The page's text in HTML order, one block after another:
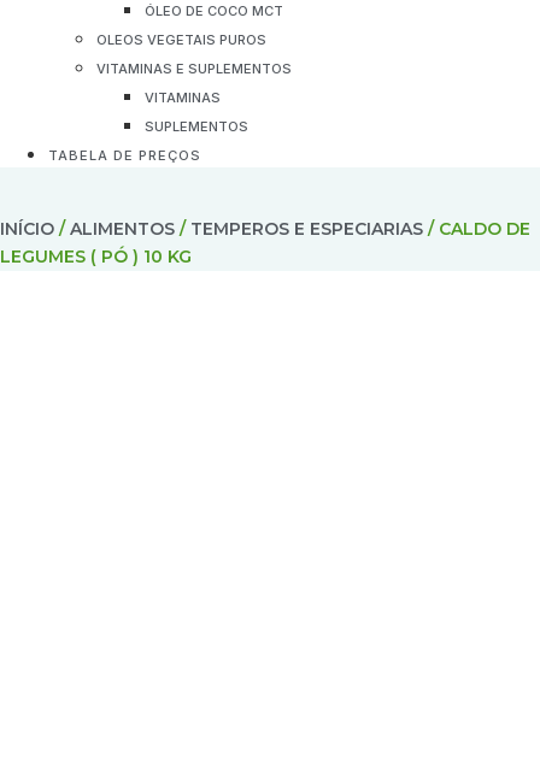
ÓLEO DE COCO MCT
OLEOS VEGETAIS PUROS
VITAMINAS E SUPLEMENTOS
VITAMINAS
SUPLEMENTOS
TABELA DE PREÇOS
INÍCIO /ALIMENTOS / TEMPEROS E ESPECIARIAS / CALDO DE
LEGUMES ( PÓ ) 10 KG